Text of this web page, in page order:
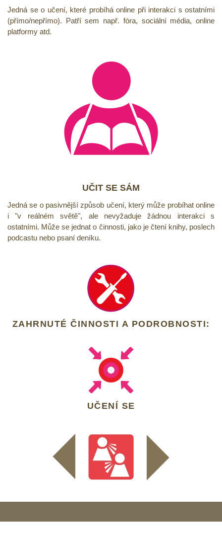
Jedná se o učení, které probíhá online při interakci s ostatními
(přímo/nepřímo). Patří sem např. fóra, sociální média, online
platformy atd.
UČIT SE SÁM
Jedná se o pasivnější způsob učení, který může probíhat online
i "v reálném světě", ale nevyžaduje žádnou interakci s
ostatními. Může se jednat o činnosti, jako je čtení knihy, poslech
podcastu nebo psaní deníku.
ZAHRNUTÉ ČINNOSTI A PODROBNOSTI:
UČENÍ SE